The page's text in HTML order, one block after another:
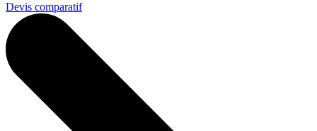
Devis comparatif